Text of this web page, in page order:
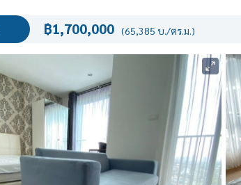
฿1,700,000 (65,385 บ./ตร.ม.)